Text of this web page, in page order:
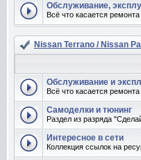
Обслуживание,
Всё что касается
Nissan Terrano / Nissan
Обслуживание и
Всё что касается
Самоделки и тюнинг
Раздел из разряда
Интересное в сети
Коллекция ссылок на